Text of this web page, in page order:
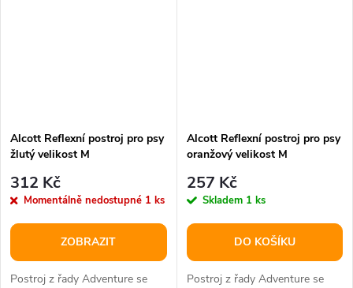
Alcott Reflexní postroj pro psy
žlutý velikost M
312 Kč
Momentálně nedostupné 1 ks
ZOBRAZIT
Postroj z řady Adventure se
Alcott Reflexní postroj pro psy
oranžový velikost M
257 Kč
Skladem 1 ks
DO KOŠÍKU
Postroj z řady Adventure se